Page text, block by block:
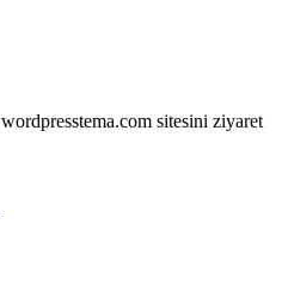
sitesini ziyaret